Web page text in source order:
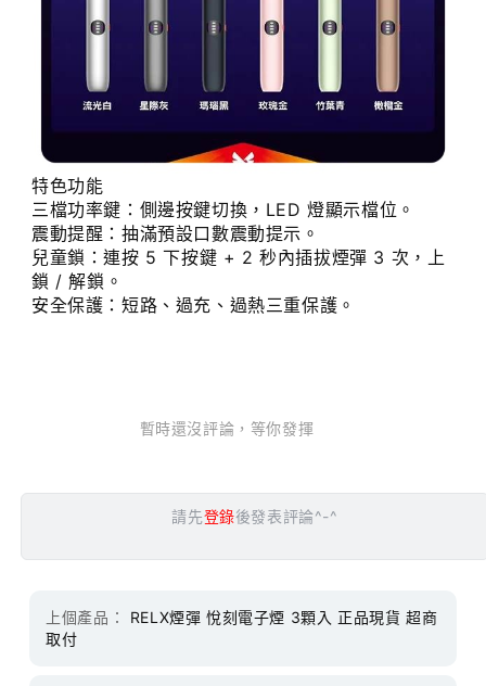
特色功能
三檔功率鍵：側邊按鍵切換，LED 燈顯示檔位。
震動提醒：抽滿預設口數震動提示。
兒童鎖：連按 5 下按鍵 + 2 秒內插拔煙彈 3 次，上
鎖 / 解鎖。
安全保護：短路、過充、過熱三重保護。
暫時還沒評論，等你發揮
請先登錄後發表評論^-^
上個產品：
RELX煙彈 悅刻電子煙 3顆入 正品現貨 超商
取付